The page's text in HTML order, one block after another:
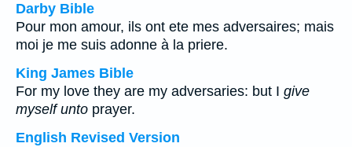
Darby Bible
Pour mon amour, ils ont ete mes adversaires; mais
moi je me suis adonne à la priere.
King James Bible
For my love they are my adversaries: but I give
myself unto prayer.
English Revised Version